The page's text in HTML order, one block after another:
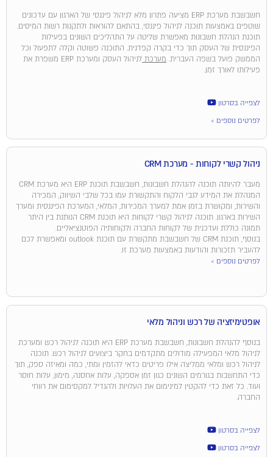
חשבשבת מערכת ERP מציעה פתרון מלא לניהול פיננסי של הארגון עם עדכונים
שוטפים באמצעות תוכנה לניהול פיננסי, בהתאם להוראות ולתקנות רשות המיסים.
תוכנת הנהלת חשבונות מאפשרת שליטה על התהליכים השונים בפעילות
הפיננסית של העסק תוך כדי בקרה קפדנית. התוכנה פשוטה וקלה לתפעול וכל
הממשק פועל בשפה העברית. מערכת
לניהול העסק ומערכת ERP משפרת את
פעילותו לאורך זמן.
לצפייה בסרטון
לפרטים נוספים >
ניהול קשרי לקוחות - מערכת CRM
מעבר להיותה תוכנה להנהלת חשבונות, חשבשבת תוכנת ERP היא מערכת CRM
המנהלת את המידע לגבי הלקוח והתקשורת עמו בכל שלבי השיווק, המכירה
והשירות, ומקושרת בזמן אמת למערך המכירות, המלאי, המערכת הפיננסית ומערך
השירות בארגון. תוכנה לניהול קשרי לקוחות היא תוכנת CRM הנותנת בין היתר
תמונה כוללת ועדכנית של לקוחות החברה ולקוחותיה הפוטנציאליים.
בנוסף, תוכנת CRM של חשבשבת מתקשרת עם תוכנת outlook ומאפשרת לכם
להעביר תזכורות והודעות באמצעות מערכת זו.
לפרטים נוספים >
אופטימיזציה של רכש וניהול מלאי
בנוסף להנהלת חשבונות, חשבשבת מערכת ERP היא תוכנה לניהול רכש ומערכת
לניהול מלאי המפעילה מודולים מתקדמים בחקר ביצועים לניהול רכש. תוכנה
לניהול רכש ומלאי ממליצה אילו פריטים כדאי להזמין ומתי, כמה ומאיזה ספק, תוך
כדי התחשבות בגורמים השונים כגון זמן אספקה, עלות אחסנה, מימון, עלות חוסר
ועוד. כל זאת כדי להקטין למינימום את העלויות ולהגדיל למקסימום את רווחי
החברה.
לצפייה בסרטון
לצפייה בסרטון